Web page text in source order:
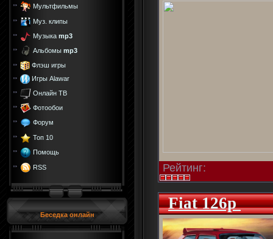
Мультфильмы
Муз. клипы
Музыка mp3
Альбомы mp3
Флэш игры
Игры Alawar
Онлайн ТВ
Фотообои
Форум
Топ 10
Помощь
RSS
Беседка онлайн
Рейтинг:
Fiat 126p